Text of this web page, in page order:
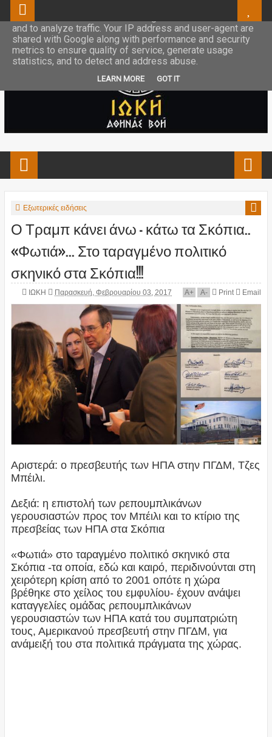
Εξωτερικές ειδήσεις
Ο Τραμπ κάνει άνω - κάτω τα Σκόπια..
«Φωτιά»... Στο ταραγμένο πολιτικό
σκηνικό στα Σκόπια!!!
ΙΩΚΗ Παρασκευή, Φεβρουαρίου 03, 2017 A+ A- Print Email
Αριστερά: ο πρεσβευτής των ΗΠΑ στην ΠΓΔΜ, Τζες
Μπέιλι.
Δεξιά: η επιστολή των ρεπουμπλικάνων
γερουσιαστών προς τον Μπέιλι και το κτίριο της
πρεσβείας των ΗΠΑ στα Σκόπια
«Φωτιά» στο ταραγμένο πολιτικό σκηνικό στα
Σκόπια -τα οποία, εδώ και καιρό, περιδινούνται στη
χειρότερη κρίση από το 2001 οπότε η χώρα
βρέθηκε στο χείλος του εμφυλίου- έχουν ανάψει
καταγγελίες ομάδας ρεπουμπλικάνων
γερουσιαστών των ΗΠΑ κατά του συμπατριώτη
τους, Αμερικανού πρεσβευτή στην ΠΓΔΜ, για
ανάμειξή του στα πολιτικά πράγματα της χώρας.
This site uses cookies from Google to deliver its services
and to analyze traffic. Your IP address and user-agent are
shared with Google along with performance and security
metrics to ensure quality of service, generate usage
statistics, and to detect and address abuse.
LEARN MORE GOT IT